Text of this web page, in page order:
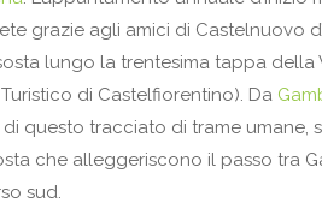
grazie agli amici di Castelnuovo
lungo la trentesima tappa della
di Castelfiorentino). Da
questo tracciato di trame umane,
che alleggeriscono il passo tra
sud.